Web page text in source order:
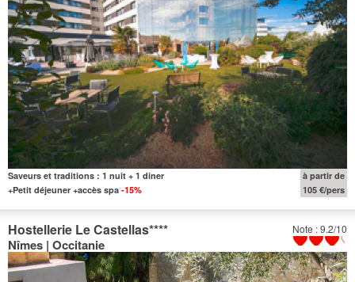
Saveurs et traditions : 1 nuit + 1 diner
+Petit déjeuner +accès spa -15%
à partir de
105 €/pers
Note : 9.2/10
Hostellerie Le Castellas****
Nîmes | Occitanie